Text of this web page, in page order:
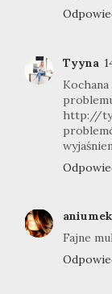
Tyyna
http://
aniumek
Fajne